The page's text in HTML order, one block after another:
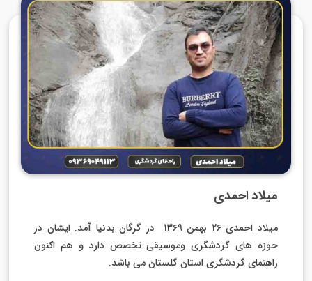
میلاد احمدی
میلاد احمدی 26 بهمن 1369 در گرگان بدنیا آمد. ایشان در
حوزه های گردشگری وموسیقی تخصص دارد و هم اکنون
راهنمای گردشگری استان گلستان می باشد.